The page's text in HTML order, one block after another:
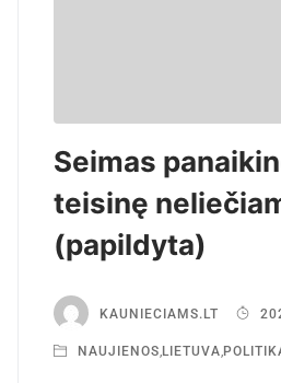
Seimas
teisinę
(papildyta)
KAUNIECIAMS.LT
NAUJIENOS,LIETUVA,